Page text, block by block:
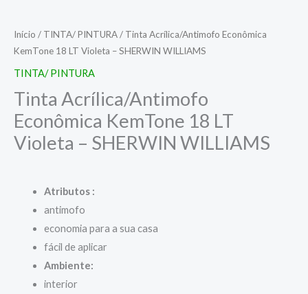
Início / TINTA/ PINTURA/ Tinta Acrílica/Antimofo Econômica
KemTone 18 LT Violeta – SHERWIN WILLIAMS
TINTA/ PINTURA
Tinta Acrílica/Antimofo
Econômica KemTone 18 LT
Violeta – SHERWIN WILLIAMS
Atributos :
antimofo
economia para a sua casa
fácil de aplicar
Ambiente:
interior